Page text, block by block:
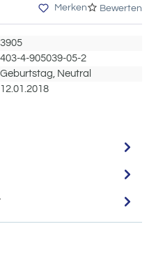
Merken Bewerten
3905
403-4-905039-05-2
Geburtstag, Neutral
12.01.2018